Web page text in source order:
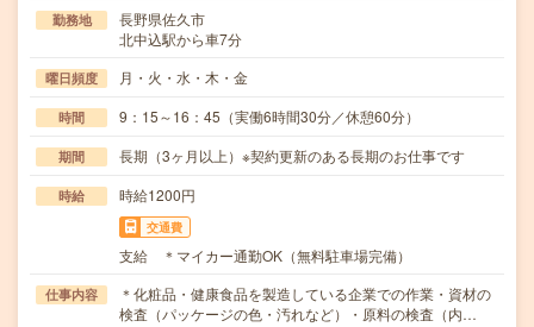
勤務地
長野県佐久市
北中込駅から車7分
曜日頻度 月・火・水・木・金
時間 9：15～16：45（実働6時間30分／休憩60分）
期間 長期（3ヶ月以上）※契約更新のある長期のお仕事です
時給 時給1200円
交通費
支給 ＊マイカー通勤OK（無料駐車場完備）
仕事内容
＊化粧品・健康食品を製造している企業での作業・資材の
検査（パッケージの色・汚れなど）・原料の検査（内…